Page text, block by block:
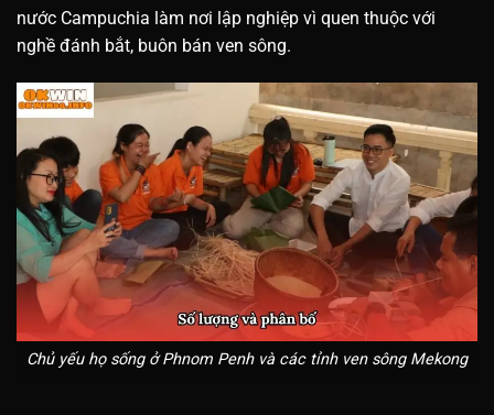
nước Campuchia làm nơi lập nghiệp vì quen thuộc với
nghề đánh bắt, buôn bán ven sông.
Chủ yếu họ sống ở Phnom Penh và các tỉnh ven sông Mekong